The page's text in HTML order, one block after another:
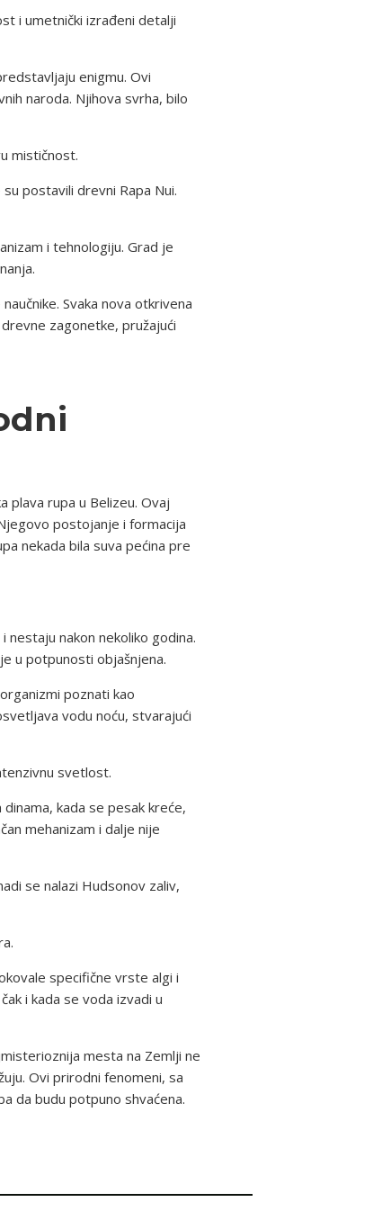
i umetnički izrađeni detalji
enigmu. Ovi
naroda. Njihova svrha, bilo
mističnost.
postavili drevni Rapa Nui.
i tehnologiju. Grad je
Svaka nova otkrivena
zagonetke, pružajući
plava rupa u Belizeu. Ovaj
postojanje i formacija
nekada bila suva pećina pre
nakon nekoliko godina.
u potpunosti objašnjena.
poznati kao
vodu noću, stvarajući
svetlost.
kada se pesak kreće,
mehanizam i dalje nije
se nalazi Hudsonov zaliv,
specifične vrste algi i
i kada se voda izvadi u
mesta na Zemlji ne
Ovi prirodni fenomeni, sa
da budu potpuno shvaćena.